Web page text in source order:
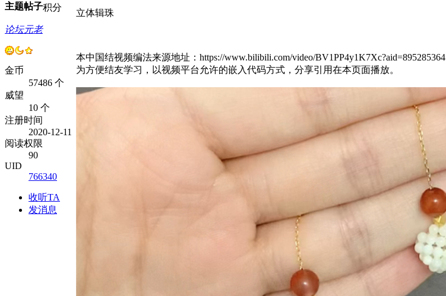
主题帖子积分
论坛元老
金币
57486 个
威望
10 个
注册时间
2020-12-11
阅读权限
90
UID
766340
收听TA
发消息
立体辑珠
本中国结视频编法来源地址：https://www.bilibili.com/video/BV1PP4y1K7Xc?aid=895285364
为方便结友学习，以视频平台允许的嵌入代码方式，分享引用在本页面播放。